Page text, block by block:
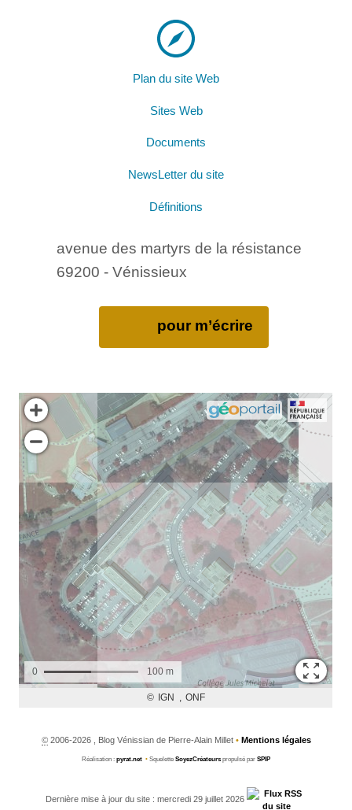
Plan du site Web
Sites Web
Documents
NewsLetter du site
Définitions
avenue des martyrs de la résistance
69200 - Vénissieux
pour m’écrire
©2006-2026 , Blog Vénissian de Pierre-Alain Millet • Mentions légales
Réalisation : pyrat.net • Squelette SoyezCréateurs propulsé par SPIP
Dernière mise à jour du site : mercredi 29 juillet 2026